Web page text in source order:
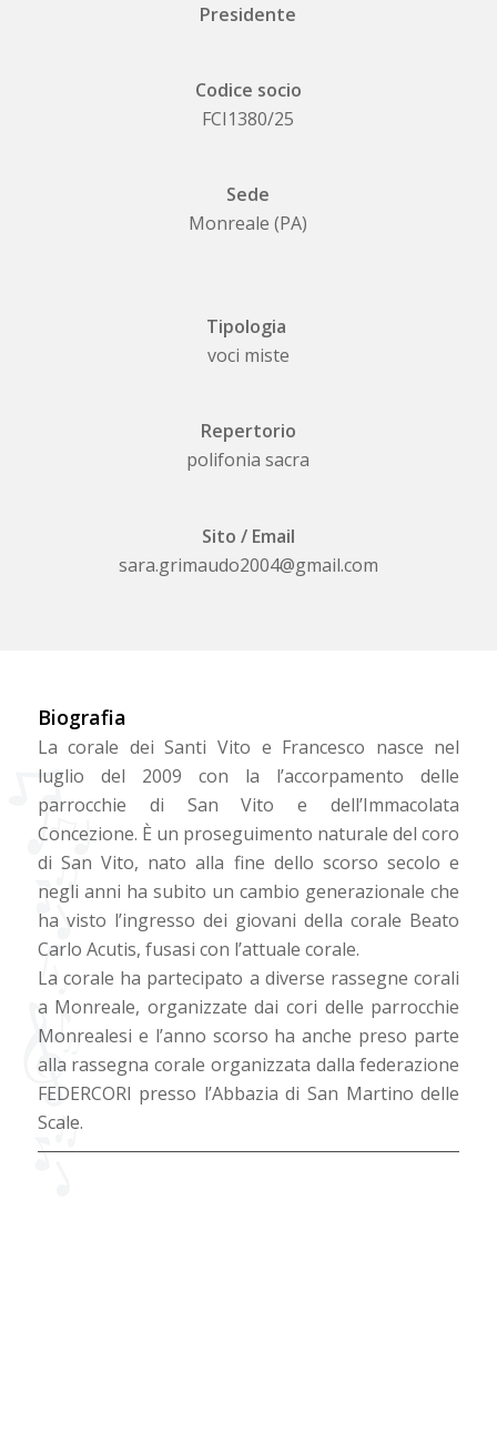
Presidente
Codice socio
FCI1380/25
Sede
Monreale (PA)
Tipologia
voci miste
Repertorio
polifonia sacra
Sito / Email
sara.grimaudo2004@gmail.com
Biografia
La corale dei Santi Vito e Francesco nasce nel
luglio del 2009 con la l’accorpamento delle
parrocchie di San Vito e dell’Immacolata
Concezione. È un proseguimento naturale del coro
di San Vito, nato alla fine dello scorso secolo e
negli anni ha subito un cambio generazionale che
ha visto l’ingresso dei giovani della corale Beato
Carlo Acutis, fusasi con l’attuale corale.
La corale ha partecipato a diverse rassegne corali
a Monreale, organizzate dai cori delle parrocchie
Monrealesi e l’anno scorso ha anche preso parte
alla rassegna corale organizzata dalla federazione
FEDERCORI presso l’Abbazia di San Martino delle
Scale.